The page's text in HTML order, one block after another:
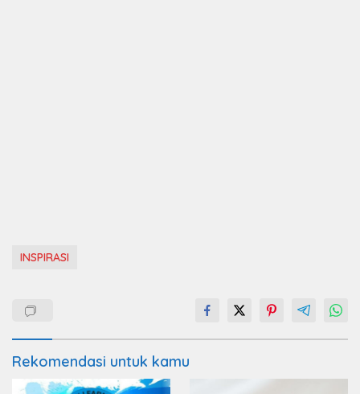
INSPIRASI
Rekomendasi untuk kamu